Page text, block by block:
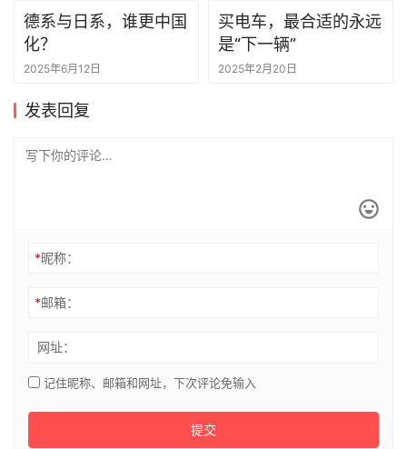
德系与日系，谁更中国
化？
2025年6月12日
买电车，最合适的永远
是“下一辆”
2025年2月20日
发表回复
*昵称：
*邮箱：
网址：
记住昵称、邮箱和网址，下次评论免输入
提交